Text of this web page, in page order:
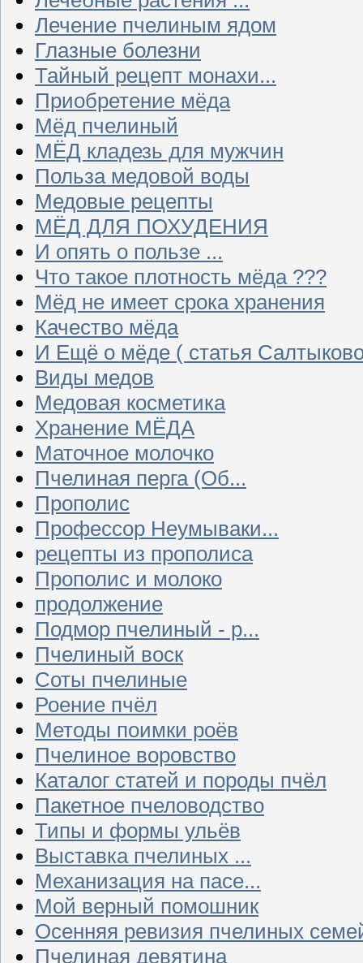
Лечение пчелиным ядом
Глазные болезни
Тайный рецепт монахи...
Приобретение мёда
Мёд пчелиный
МЁД кладезь для мужчин
Польза медовой воды
Медовые рецепты
МЁД ДЛЯ ПОХУДЕНИЯ
И опять о пользе ...
Что такое плотность мёда ???
Мёд не имеет срока хранения
Качество мёда
И Ещё о мёде ( статья
Виды медов
Медовая косметика
Хранение МЁДА
Маточное молочко
Пчелиная перга (Об...
Прополис
Профессор Неумываки...
рецепты из прополиса
Прополис и молоко
продолжение
Подмор пчелиный - р...
Пчелиный воск
Соты пчелиные
Роение пчёл
Методы поимки роёв
Пчелиное воровство
Каталог статей и породы пчёл
Пакетное пчеловодство
Типы и формы ульёв
Выставка пчелиных ...
Механизация на пасе...
Мой верный помошник
Осенняя ревизия пчелиных
Пчелиная девятина